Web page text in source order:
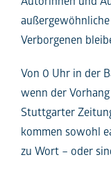
Verborgenen
Von 0 Uhr in der
wenn der
Stuttgarter
kommen sowohl
zu Wort – oder